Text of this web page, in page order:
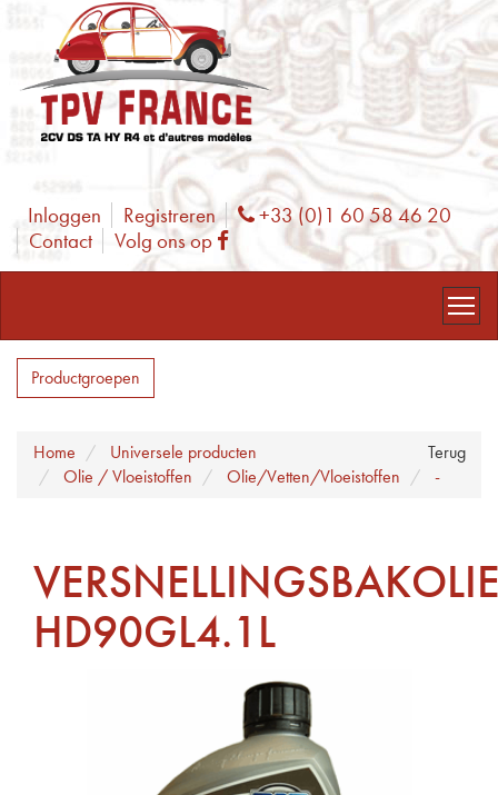
Inloggen Registreren Phone
+33 (0)1 60 58 46 20
Contact
Volg ons op Facebook
Productgroepen
Terug
Home
Universele producten
Olie / Vloeistoffen
Olie/Vetten/Vloeistoffen -
HD90GL4.1L